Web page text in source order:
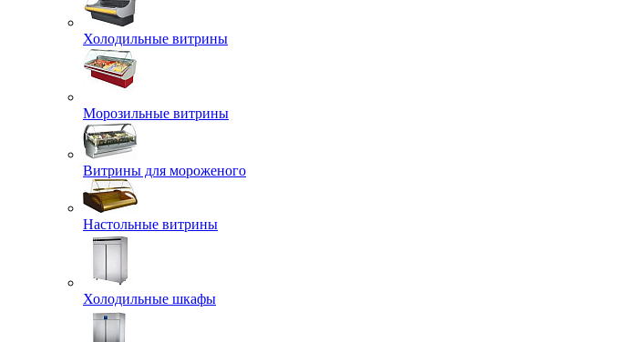
Холодильные витрины
Морозильные витрины
Витрины для мороженого
Настольные витрины
Холодильные шкафы